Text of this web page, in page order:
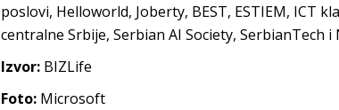
poslovi, Helloworld, Joberty, BEST, ESTIEM, ICT
centralne Srbije, Serbian AI Society, SerbianTech
Izvor: BIZLife
Foto: Microsoft